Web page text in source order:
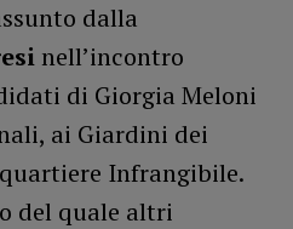
dalla
nell’incontro
di Giorgia Meloni
ai Giardini dei
Infrangibile.
del quale altri